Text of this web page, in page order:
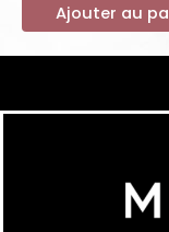
Ajouter au